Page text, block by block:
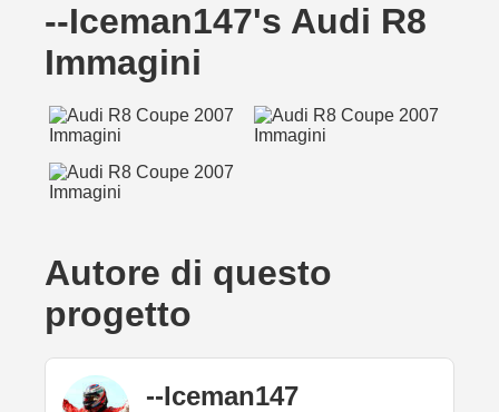
--Iceman147's Audi R8
Immagini
Autore di questo
progetto
--Iceman147